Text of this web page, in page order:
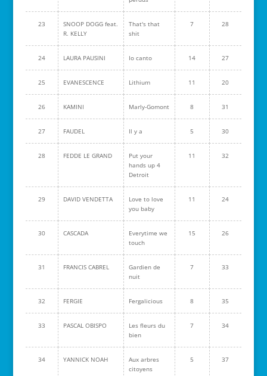
23
SNOOP DOGG feat.
R. KELLY
That's that
shit
7 28
24 LAURA PAUSINI Io canto 14 27
25 EVANESCENCE Lithium 11 20
26 KAMINI Marly-Gomont 8 31
27 FAUDEL Il y a 5 30
28 FEDDE LE GRAND
Put your
hands up 4
Detroit
11 32
29 DAVID VENDETTA
Love to love
you baby
11 24
30 CASCADA
Everytime we
touch
15 26
31 FRANCIS CABREL
Gardien de
nuit
7 33
32 FERGIE Fergalicious 8 35
33 PASCAL OBISPO
Les fleurs du
bien
7 34
34 YANNICK NOAH
Aux arbres
citoyens
5 37